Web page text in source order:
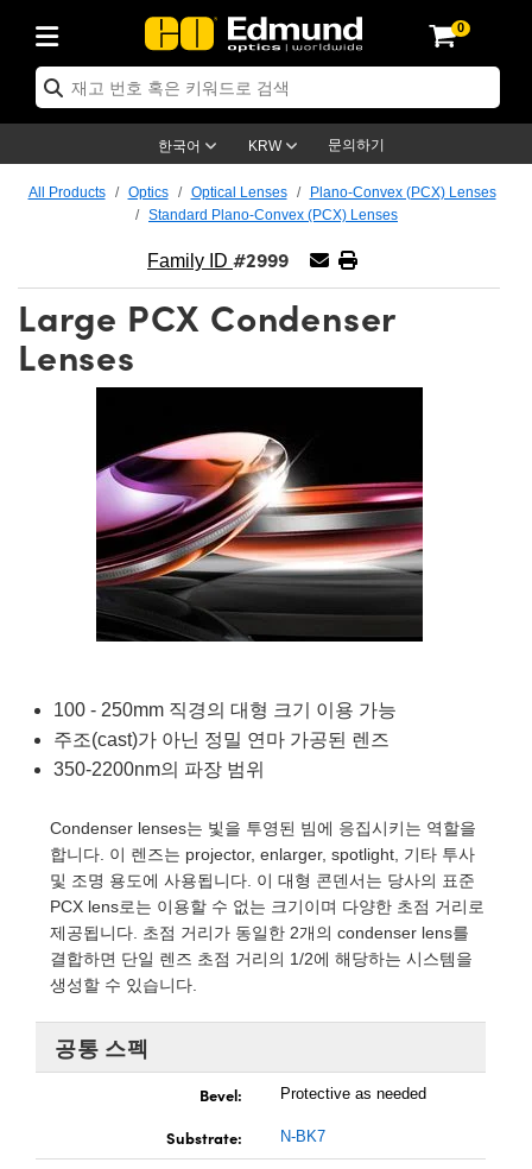
0
한국어 KRW 문의하기
Optics
Components
Sputtering) Coated Optics
Elements (DOE)
Optics
Expanders
System
and Breadboards
Objectives
Objectives
Filters
Lenses
Stage Micrometers
Mechanics
and Couplers
Direct Microscopes
and Electronics
Lenses
Magnification Lenses
Objectives
and Advanced
Accessories
Cameras
Cameras
Labs Cameras™
and Optomechanics
Interface Cameras
이트 & 조명
Targets
Targets
Level Test Targets
& Detection
Solutions
and Roughness Standards
Components
& Production
Handling Tools
Products
또는 제품생산
By Application
Imaging
Microscopy
Tomography
By Brand
Development Systems
Optical Company
Components
Products
신제품
Lenses
and Detection
또는 제품생산
Products
Lenses
and Detection
Products
Microscopy
Lenses
Targets
and Detection
and Production
All Products Optics Optical Lenses
Plano-Convex (PCX) Lenses
Standard Plano-Convex (PCX) Lenses
Family ID #2999
Large PCX Condenser
Lenses
100 - 250mm 직경의 대형 크기 이용 가능
주조(cast)가 아닌 정밀 연마 가공된 렌즈
350-2200nm의 파장 범위
Condenser lenses는 빛을 투영된 빔에 응집시키는 역할을
합니다. 이 렌즈는 projector, enlarger, spotlight, 기타 투사
및 조명 용도에 사용됩니다. 이 대형 콘덴서는 당사의 표준
PCX lens로는 이용할 수 없는 크기이며 다양한 초점 거리로
제공됩니다. 초점 거리가 동일한 2개의 condenser lens를
결합하면 단일 렌즈 초점 거리의 1/2에 해당하는 시스템을
생성할 수 있습니다.
공통 스펙
Bevel: Protective as needed
Substrate: N-BK7